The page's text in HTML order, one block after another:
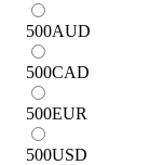
500AUD
500CAD
500EUR
500USD